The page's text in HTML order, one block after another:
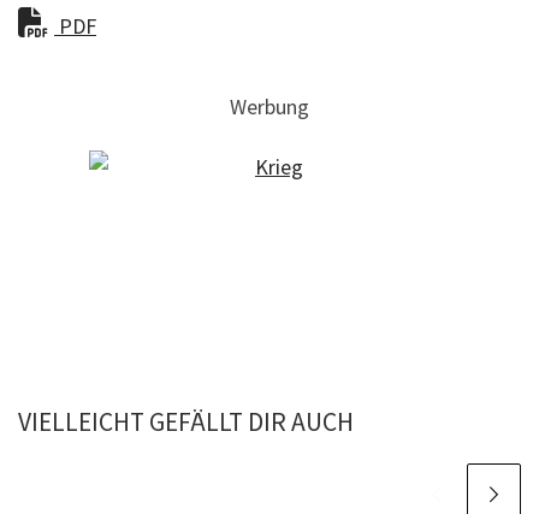
PDF
Werbung
VIELLEICHT GEFÄLLT DIR AUCH